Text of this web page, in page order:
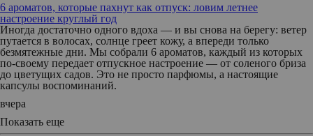
6 ароматов, которые пахнут как отпуск: ловим летнее
настроение круглый год
Иногда достаточно одного вдоха — и вы снова на берегу: ветер
путается в волосах, солнце греет кожу, а впереди только
безмятежные дни. Мы собрали 6 ароматов, каждый из которых
по‑своему передает отпускное настроение — от соленого бриза
до цветущих садов. Это не просто парфюмы, а настоящие
капсулы воспоминаний.
вчера
Показать еще